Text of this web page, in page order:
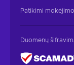
Patikimi
Duomenų